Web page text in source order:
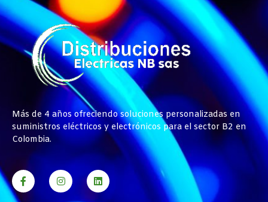
Más de 4 años ofreciendo soluciones personalizadas en
suministros eléctricos y electrónicos para el sector B2 en
Colombia.